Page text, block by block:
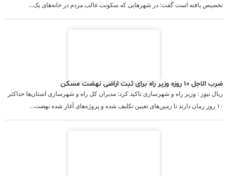
تخصیص یافته است گفت: در شهرهایی که سکونت غالب مردم در خانه‌های یک...
ضرب الاجل ۱۰ روزه وزیر راه برای ثبت اراضی نهضت مسکن
ریال نیوز : وزیر راه و شهرسازی تاکید کرد: مدیران کل راه و شهرسازی استان‌ها حداکثر
۱۰ روز زمان دارند تا زمین‌های تعیین تکلیف شده و پروژه‌های آغاز شده نهضت...